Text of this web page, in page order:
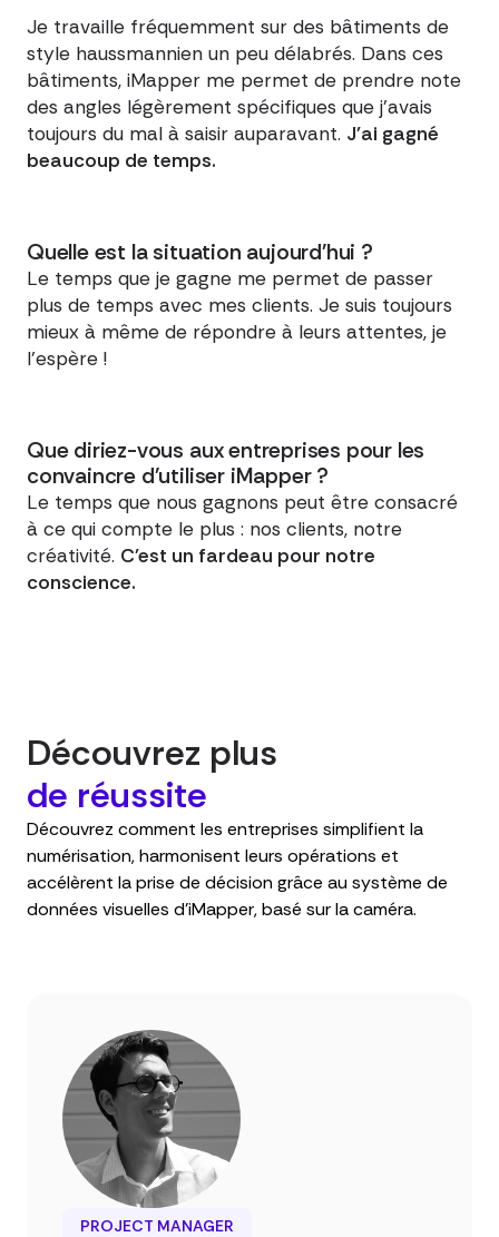
Je travaille fréquemment sur des bâtiments de
style haussmannien un peu délabrés. Dans ces
bâtiments, iMapper me permet de prendre note
des angles légèrement spécifiques que j'avais
toujours du mal à saisir auparavant. J'ai gagné
beaucoup de temps.
Quelle est la situation aujourd'hui ?
Le temps que je gagne me permet de passer
plus de temps avec mes clients. Je suis toujours
mieux à même de répondre à leurs attentes, je
l'espère !
Que diriez-vous aux entreprises pour les
convaincre d'utiliser iMapper ?
Le temps que nous gagnons peut être consacré
à ce qui compte le plus : nos clients, notre
créativité. C'est un fardeau pour notre
conscience.
Découvrez plus
de réussite
Découvrez comment les entreprises simplifient la
numérisation, harmonisent leurs opérations et
accélèrent la prise de décision grâce au système de
données visuelles d’iMapper, basé sur la caméra.
PROJECT MANAGER